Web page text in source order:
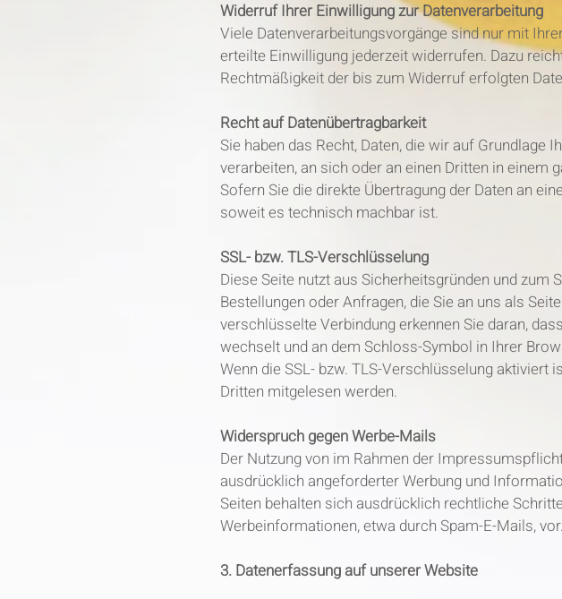
Widerruf Ihrer Einwilligung zur Datenverarbeitung
Viele Datenverarbeitungsvorgänge sind nur mit
erteilte Einwilligung jederzeit widerrufen. Dazu
Rechtmäßigkeit der bis zum Widerruf erfolgten
Recht auf Datenübertragbarkeit
Sie haben das Recht, Daten, die wir auf
verarbeiten, an sich oder an einen Dritten in einem
Sofern Sie die direkte Übertragung der Daten an
soweit es technisch machbar ist.
SSL- bzw. TLS-Verschlüsselung
Diese Seite nutzt aus Sicherheitsgründen und zum
Bestellungen oder Anfragen, die Sie an uns als
verschlüsselte Verbindung erkennen Sie daran,
wechselt und an dem Schloss-Symbol in Ihrer
Wenn die SSL- bzw. TLS-Verschlüsselung aktiviert
Dritten mitgelesen werden.
Widerspruch gegen Werbe-Mails
Der Nutzung von im Rahmen der
ausdrücklich angeforderter Werbung und
Seiten behalten sich ausdrücklich rechtliche
Werbeinformationen, etwa durch Spam-E-Mails, vor.
3. Datenerfassung auf unserer Website